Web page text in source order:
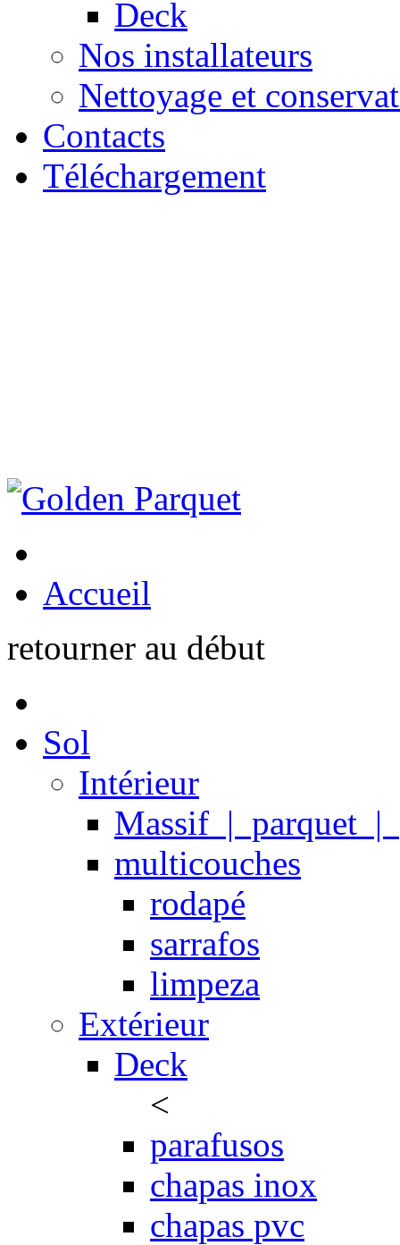
Deck
Nos installateurs
Nettoyage et
Contacts
Téléchargement
Accueil
retourner au début
Sol
Intérieur
Massif | parquet |
multicouches
rodapé
sarrafos
limpeza
Extérieur
Deck
<
parafusos
chapas inox
chapas pvc